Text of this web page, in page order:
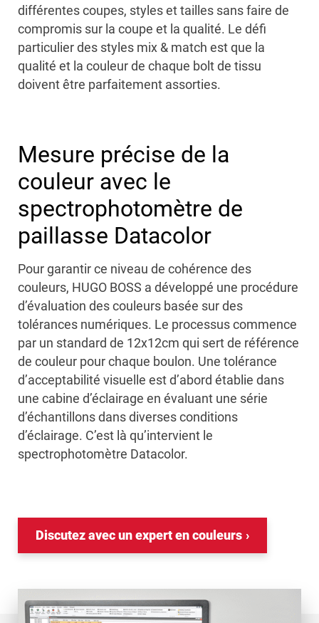
différentes coupes, styles et tailles sans faire de
compromis sur la coupe et la qualité. Le défi
particulier des styles mix & match est que la
qualité et la couleur de chaque bolt de tissu
doivent être parfaitement assorties.
Mesure précise de la
couleur avec le
spectrophotomètre de
paillasse Datacolor
Pour garantir ce niveau de cohérence des
couleurs, HUGO BOSS a développé une procédure
d’évaluation des couleurs basée sur des
tolérances numériques. Le processus commence
par un standard de 12x12cm qui sert de référence
de couleur pour chaque boulon. Une tolérance
d’acceptabilité visuelle est d’abord établie dans
une cabine d’éclairage en évaluant une série
d’échantillons dans diverses conditions
d’éclairage. C’est là qu’intervient le
spectrophotomètre Datacolor.
Discutez avec un expert en couleurs